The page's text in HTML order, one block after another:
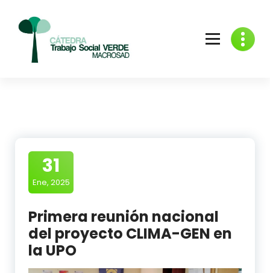
content
31
Ene, 2025
Primera reunión nacional
del proyecto CLIMA-GEN en
la UPO